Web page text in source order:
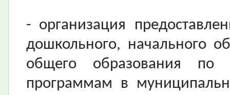
- организация
дошкольного, начального
общего образования по
программам в